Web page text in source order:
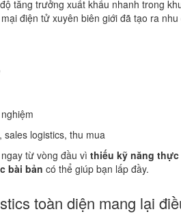
tăng trưởng xuất khẩu nhanh trong
điện tử xuyên biên giới đã tạo ra
logistics, thu mua
từ vòng đầu vì thiếu kỹ năng thực
bài bản có thể giúp bạn lấp đầy.
toàn diện mang lại